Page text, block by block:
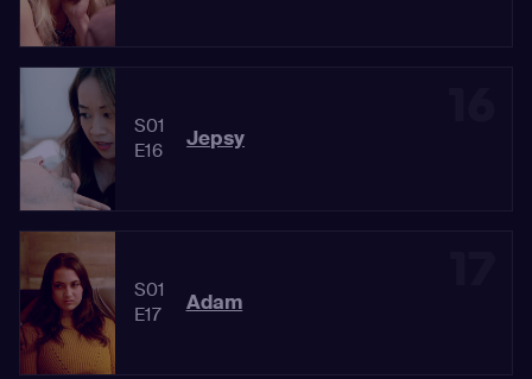
S01
E16
Jepsy
S01
E17
Adam